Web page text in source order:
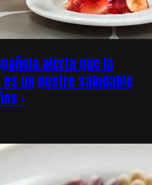
alerta que la
un postre saludable
–